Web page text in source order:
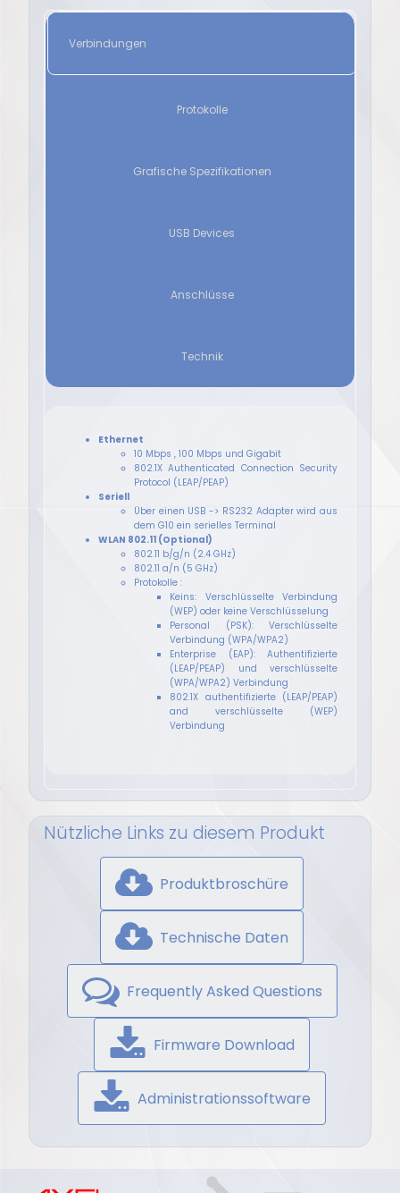
Verbindungen
Protokolle
Grafische Spezifikationen
USB Devices
Anschlüsse
Technik
Ethernet
10 Mbps , 100 Mbps und Gigabit
802.1X Authenticated Connection Security
Protocol (LEAP/PEAP)
Seriell
Über einen USB -> RS232 Adapter wird aus
dem G10 ein serielles Terminal
WLAN 802.11 (Optional)
802.11 b/g/n (2.4 GHz)
802.11 a/n (5 GHz)
Protokolle :
Keins: Verschlüsselte Verbindung
(WEP) oder keine Verschlüsselung
Personal (PSK): Verschlüsselte
Verbindung (WPA/WPA2)
Enterprise (EAP): Authentifizierte
(LEAP/PEAP) und verschlüsselte
(WPA/WPA2) Verbindung
802.1X authentifizierte (LEAP/PEAP)
and verschlüsselte (WEP)
Verbindung
Nützliche Links zu diesem Produkt
Produktbroschüre
Technische Daten
Frequently Asked Questions
Firmware Download
Administrationssoftware